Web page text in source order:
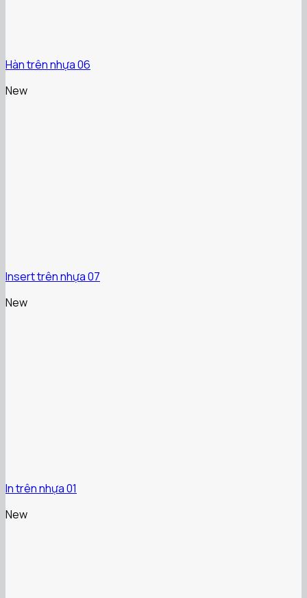
Hàn trên nhựa 06
New
Insert trên nhựa 07
New
In trên nhựa 01
New